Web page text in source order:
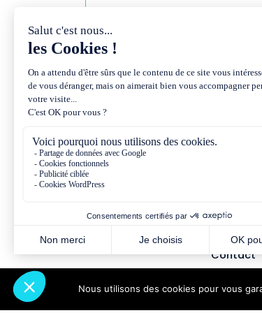
NOUS
Équipe
Contact
Nous utilisons des cookies pour vous